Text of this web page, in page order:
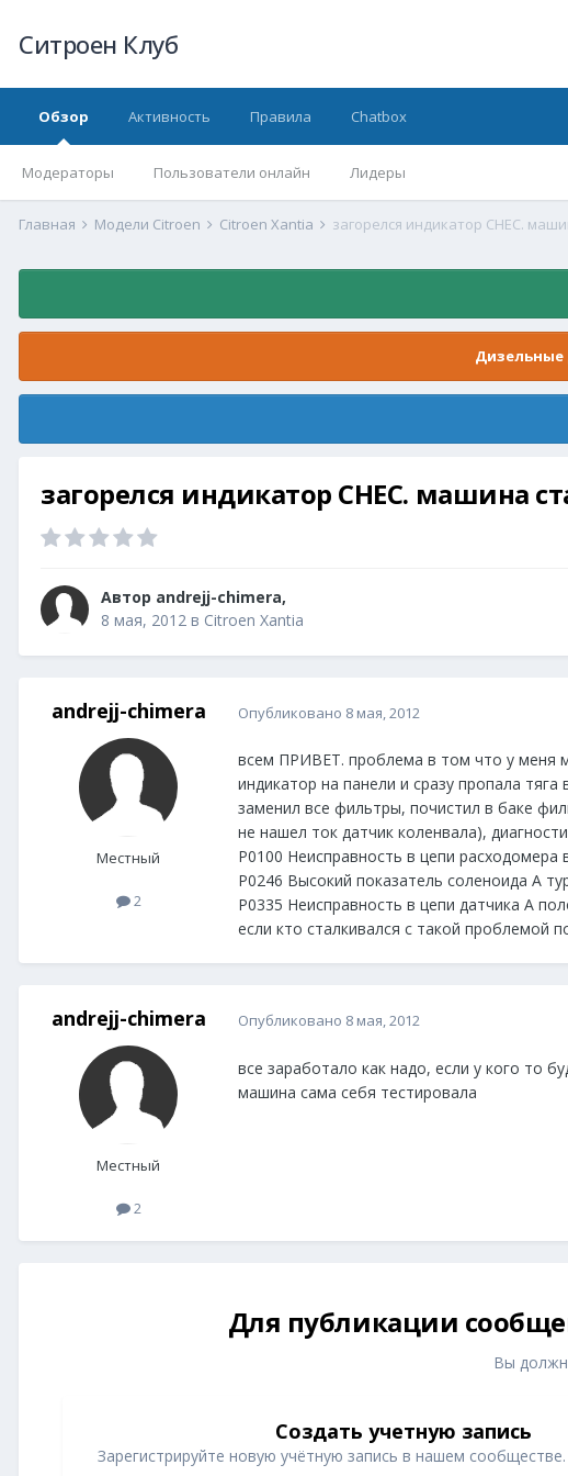
Ситроен Клуб
Обзор
Модераторы Пользователи онлайн Лидеры
Активность Правила Chatbox
Главная Модели Citroen Citroen Xantia
Дизельные
загорелся индикатор CHEC. машина
Автор andrejj-chimera,
8 мая, 2012 в Citroen Xantia
andrejj-chimera
Местный
2
Опубликовано 8 мая, 2012
всем ПРИВЕТ. проблема в том что у меня
индикатор на панели и сразу пропала
заменил все фильтры, почистил в баке
не нашел ток датчик коленвала),
P0100 Неисправность в цепи расходомера
P0246 Высокий показатель соленоида А
P0335 Неисправность в цепи датчика А
если кто сталкивался с такой проблемой
andrejj-chimera
Местный
2
Опубликовано 8 мая, 2012
все заработало как надо, если у кого то
машина сама себя тестировала
Для публикации
Вы
Создать учетную запись
Зарегистрируйте новую учётную запись в нашем